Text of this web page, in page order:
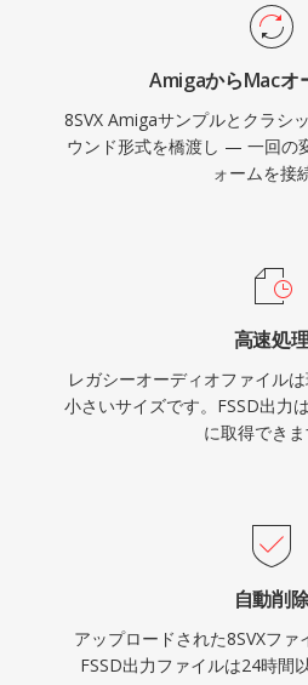
AmigaからMacオ
8SVX Amigaサンプルとクラシ
ウンド形式を橋渡し — 一回の
ォームを接
高速処理
レガシーオーディオファイル
小さいサイズです。FSSD出力
に取得できま
自動削
アップロードされた8SVXファ
FSSD出力ファイルは24時間